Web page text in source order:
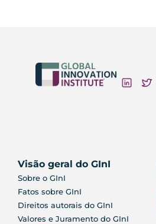
Visão geral do GInI
Sobre o GInI
Fatos sobre GInI
Direitos autorais do GInI
Valores e Juramento do GInI